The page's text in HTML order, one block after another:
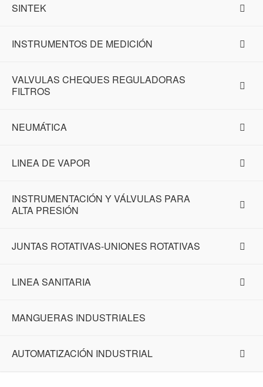
SINTEK
INSTRUMENTOS DE MEDICIÓN
VALVULAS CHEQUES REGULADORAS
FILTROS
NEUMÁTICA
LINEA DE VAPOR
INSTRUMENTACIÓN Y VÁLVULAS PARA
ALTA PRESIÓN
JUNTAS ROTATIVAS-UNIONES ROTATIVAS
LINEA SANITARIA
MANGUERAS INDUSTRIALES
AUTOMATIZACIÓN INDUSTRIAL